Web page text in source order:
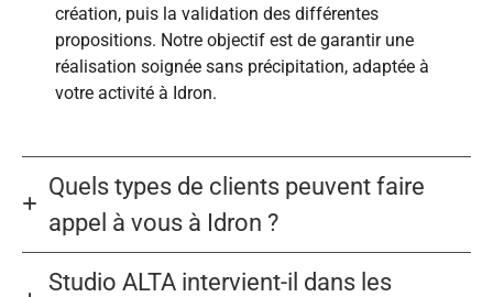
création, puis la validation des différentes
propositions. Notre objectif est de garantir une
réalisation soignée sans précipitation, adaptée à
votre activité à Idron.
Quels types de clients peuvent faire
appel à vous à Idron ?
Studio ALTA intervient-il dans les